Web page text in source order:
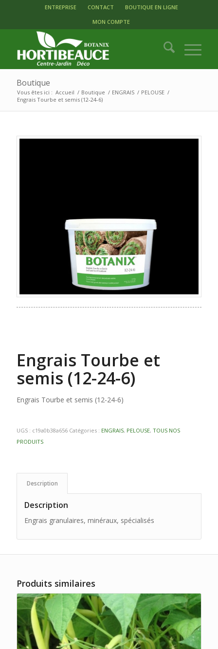
ENTREPRISE CONTACT
BOUTIQUE EN LIGNE
MON COMPTE
Boutique
Vous êtes ici : Accueil / Boutique / ENGRAIS / PELOUSE /
Engrais Tourbe et semis (12-24-6)
Engrais Tourbe et
semis (12-24-6)
Engrais Tourbe et semis (12-24-6)
UGS : c19a0b38a656 Catégories : ENGRAIS, PELOUSE, TOUS NOS
PRODUITS
Description
Description
Engrais granulaires, minéraux, spécialisés
Produits similaires